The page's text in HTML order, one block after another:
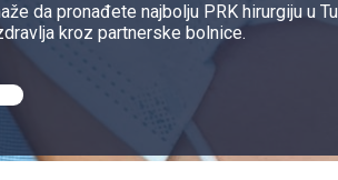
da pronađete najbolju PRK hirurgiju u
kroz partnerske bolnice.